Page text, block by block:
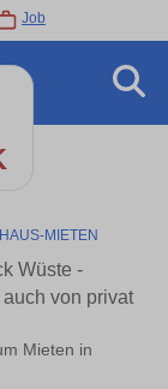
Job
MIETEN
Wüste -
von privat
Mieten in